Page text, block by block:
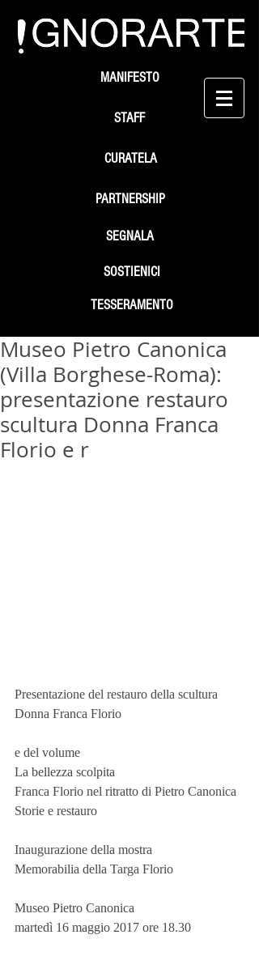
STAFF
SEGNALA
SOSTIENICI
MANIFESTO
PARTNERSHIP
TESSERAMENTO
CURATELA
Museo Pietro Canonica
(Villa Borghese-Roma):
presentazione restauro
scultura Donna Franca
Florio e r
Presentazione del restauro della scultura
Donna Franca Florio
e del volume
La bellezza scolpita
Franca Florio nel ritratto di Pietro Canonica
Storie e restauro
Inaugurazione della mostra
Memorabilia della Targa Florio
Museo Pietro Canonica
martedì 16 maggio 2017 ore 18.30